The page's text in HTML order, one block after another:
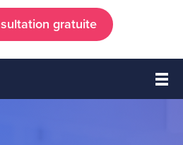
gratuite